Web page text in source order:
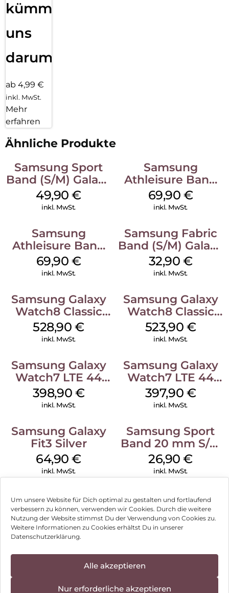
Um unsere Website für Dich optimal zu gestalten und fortlaufend
verbessern zu können, verwenden wir Cookies. Durch die weitere
Nutzung der Website stimmst Du der Verwendung von Cookies zu.
Weitere Informationen zu Cookies erhältst Du in unserer
Datenschutzerklärung.
Alle akzeptieren
Nur erforderliche akzeptieren
kümmern
uns
darum!
ab 4,99 €
inkl. MwSt.
Mehr
erfahren
Ähnliche Produkte
Samsung Sport
Band (S/M) Galaxy
Watch8/Watch8
Classic White
49,90€
inkl. MwSt.
Samsung
Athleisure Band
(M/L) Galaxy
Watch8/Watch8
69,90 €
inkl. MwSt.
Samsung
Athleisure Band
(S/M) Galaxy
Watch8/Watch8
69,90 €
inkl. MwSt.
Samsung Fabric
Band (S/M) Galaxy
Watch8/Watch8
Classic Red
32,90 €
inkl. MwSt.
Samsung Galaxy
Watch8 Classic
Black
528,90€
inkl. MwSt.
Samsung Galaxy
Watch8 Classic
White
523,90 €
inkl. MwSt.
Samsung Galaxy
Watch7 LTE 44
mm Silver
398,90 €
inkl. MwSt.
Samsung Galaxy
Watch7 LTE 44
mm Green
397,90 €
inkl. MwSt.
Samsung Galaxy
Fit3 Silver
64,90€
inkl. MwSt.
Samsung Sport
Band 20 mm S/M
Galaxy Watch4
Serie Graphite
26,90€
inkl. MwSt.
Impressum